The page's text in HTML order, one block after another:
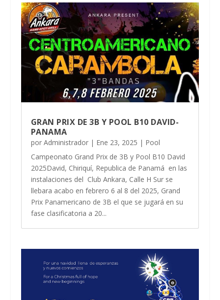
GRAN PRIX DE 3B Y POOL B10 DAVID-
PANAMA
por Administrador| Ene 23, 2025 | Pool
Campeonato Grand Prix de 3B y Pool B10 David
2025David, Chiriquí, Republica de Panamá en las
instalaciones del Club Ankara, Calle H Sur se
llebara acabo en febrero 6 al 8 del 2025, Grand
Prix Panamericano de 3B el que se jugará en su
fase clasificatoria a 20...